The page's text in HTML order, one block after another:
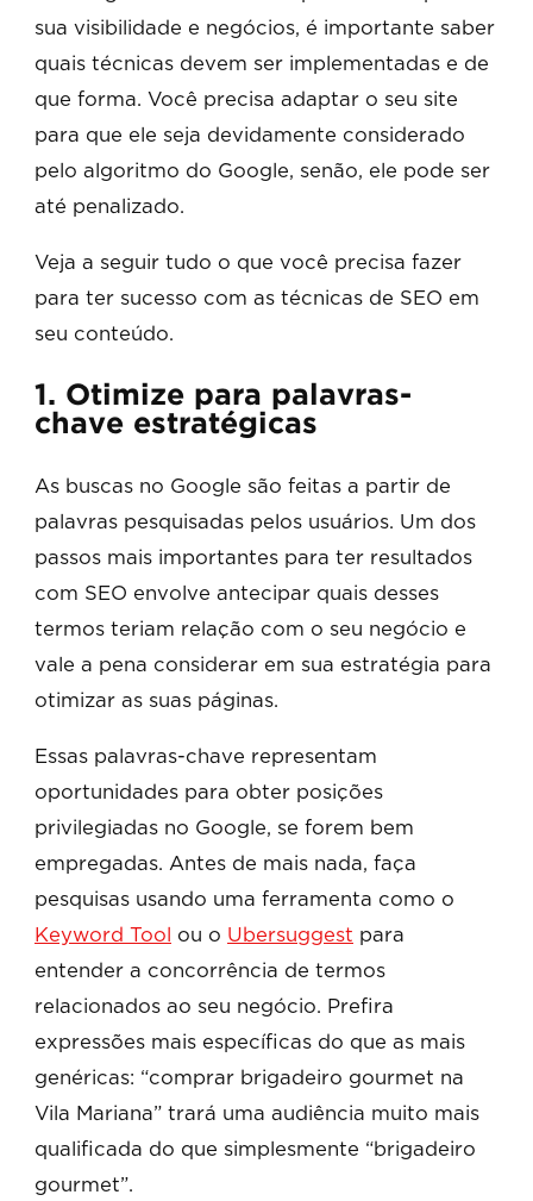
sua visibilidade e negócios, é importante saber
quais técnicas devem ser implementadas e de
que forma. Você precisa adaptar o seu site
para que ele seja devidamente considerado
pelo algoritmo do Google, senão, ele pode ser
até penalizado.
Veja a seguir tudo o que você precisa fazer
para ter sucesso com as técnicas de SEO em
seu conteúdo.
1. Otimize para palavras-
chave estratégicas
As buscas no Google são feitas a partir de
palavras pesquisadas pelos usuários. Um dos
passos mais importantes para ter resultados
com SEO envolve antecipar quais desses
termos teriam relação com o seu negócio e
vale a pena considerar em sua estratégia para
otimizar as suas páginas.
Essas palavras-chave representam
oportunidades para obter posições
privilegiadas no Google, se forem bem
empregadas. Antes de mais nada, faça
pesquisas usando uma ferramenta como o
Keyword Tool
ou o Ubersuggest para
entender a concorrência de termos
relacionados ao seu negócio. Prefira
expressões mais específicas do que as mais
genéricas: “comprar brigadeiro gourmet na
Vila Mariana” trará uma audiência muito mais
qualificada do que simplesmente “brigadeiro
gourmet”.